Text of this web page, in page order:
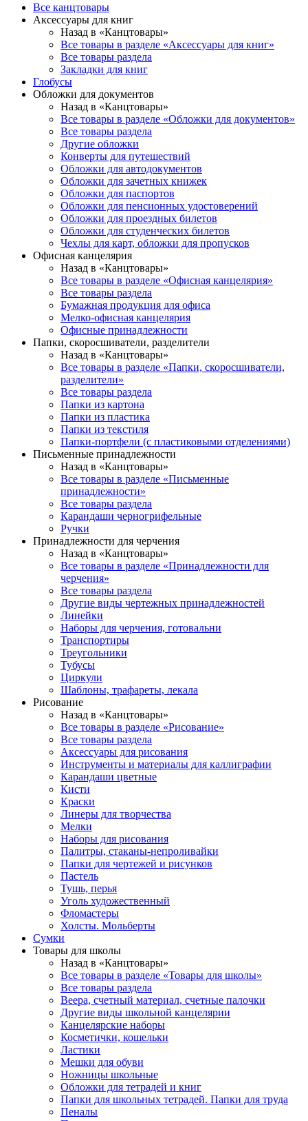
Все канцтовары
Аксессуары для книг
Назад в «Канцтовары»
Все товары в разделе «Аксессуары для книг»
Все товары раздела
Закладки для книг
Глобусы
Обложки для документов
Назад в «Канцтовары»
Все товары в разделе «Обложки для документов»
Все товары раздела
Другие обложки
Конверты для путешествий
Обложки для автодокументов
Обложки для зачетных книжек
Обложки для паспортов
Обложки для пенсионных удостоверений
Обложки для проездных билетов
Обложки для студенческих билетов
Чехлы для карт, обложки для пропусков
Офисная канцелярия
Назад в «Канцтовары»
Все товары в разделе «Офисная канцелярия»
Все товары раздела
Бумажная продукция для офиса
Мелко-офисная канцелярия
Офисные принадлежности
Папки, скоросшиватели, разделители
Назад в «Канцтовары»
Все товары в разделе «Папки, скоросшиватели,
разделители»
Все товары раздела
Папки из картона
Папки из пластика
Папки из текстиля
Папки-портфели (с пластиковыми отделениями)
Письменные принадлежности
Назад в «Канцтовары»
Все товары в разделе «Письменные
принадлежности»
Все товары раздела
Карандаши черногрифельные
Ручки
Принадлежности для черчения
Назад в «Канцтовары»
Все товары в разделе «Принадлежности для
черчения»
Все товары раздела
Другие виды чертежных принадлежностей
Линейки
Наборы для черчения, готовальни
Транспортиры
Треугольники
Тубусы
Циркули
Шаблоны, трафареты, лекала
Рисование
Назад в «Канцтовары»
Все товары в разделе «Рисование»
Все товары раздела
Аксессуары для рисования
Инструменты и материалы для каллиграфии
Карандаши цветные
Кисти
Краски
Линеры для творчества
Мелки
Наборы для рисования
Палитры, стаканы-непроливайки
Папки для чертежей и рисунков
Пастель
Тушь, перья
Уголь художественный
Фломастеры
Холсты. Мольберты
Сумки
Товары для школы
Назад в «Канцтовары»
Все товары в разделе «Товары для школы»
Все товары раздела
Веера, счетный материал, счетные палочки
Другие виды школьной канцелярии
Канцелярские наборы
Косметички, кошельки
Ластики
Мешки для обуви
Ножницы школьные
Обложки для тетрадей и книг
Папки для школьных тетрадей. Папки для труда
Пеналы